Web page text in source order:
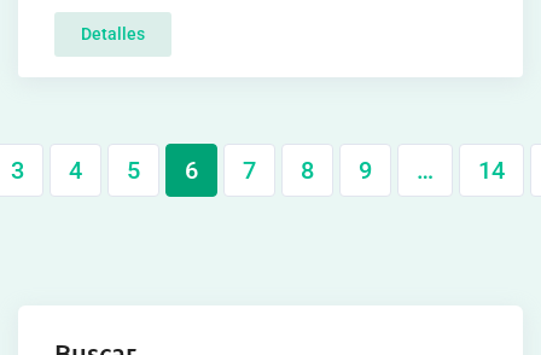
Detalles
3 4 5 6 7 8 9 … 14